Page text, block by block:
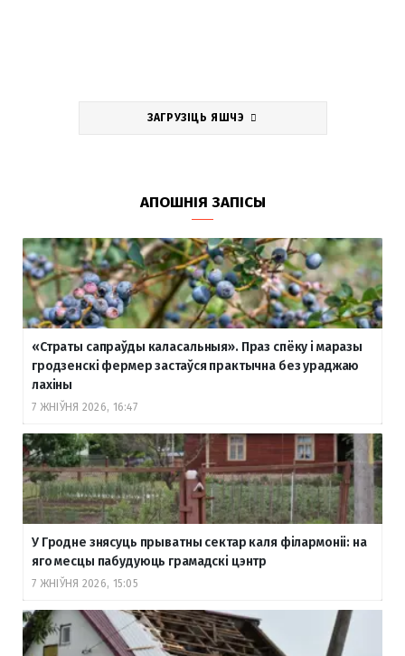
ЗАГРУЗІЦЬ ЯШЧЭ
АПОШНІЯ ЗАПІСЫ
«Страты сапраўды каласальныя». Праз спёку і маразы
гродзенскі фермер застаўся практычна без ураджаю
лахіны
7 ЖНІЎНЯ 2026, 16:47
У Гродне знясуць прыватны сектар каля філармоніі: на
яго месцы пабудуюць грамадскі цэнтр
7 ЖНІЎНЯ 2026, 15:05